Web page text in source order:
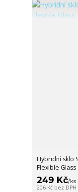
Hybridní sklo
Flexible Glass
249 Kč/ks
206 Kč bez DPH